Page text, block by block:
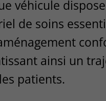
véhicule dispose
de soins
ainsi un
patients.